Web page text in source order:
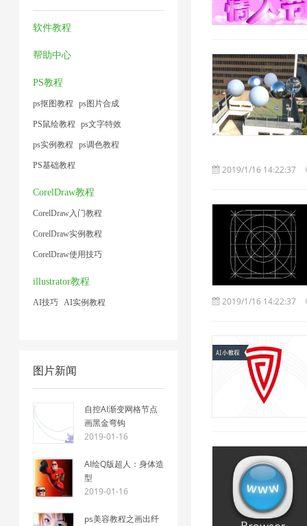
2
2
7
软件教程
帮助中心
PS教程
ps抠图教程 ps图片合成
PS鼠绘教程 ps文字特效
ps实例教程 ps调色教程
PS基础教程
CorelDraw教程
CorelDraw入门教程
CorelDraw实例教程
CorelDraw使用技巧
illustrator教程
AI技巧 AI实例教程
图片新闻
自控AI渐变网格节点
画黑金弯钩
2019-01-16
AI绘Q版超人：身体造
型
2019-01-16
ps美容教程之画出纤
2019/1/16 14:22:37
2019/1/16 14:22:37